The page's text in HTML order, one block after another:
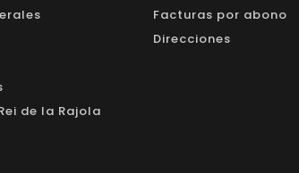
de la Rajola
Facturas por abono
Direcciones